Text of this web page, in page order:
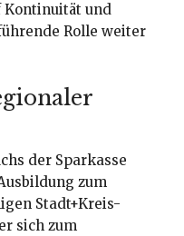
Kontinuität und
Rolle weiter
der Sparkasse
zum
Stadt+Kreis-
sich zum